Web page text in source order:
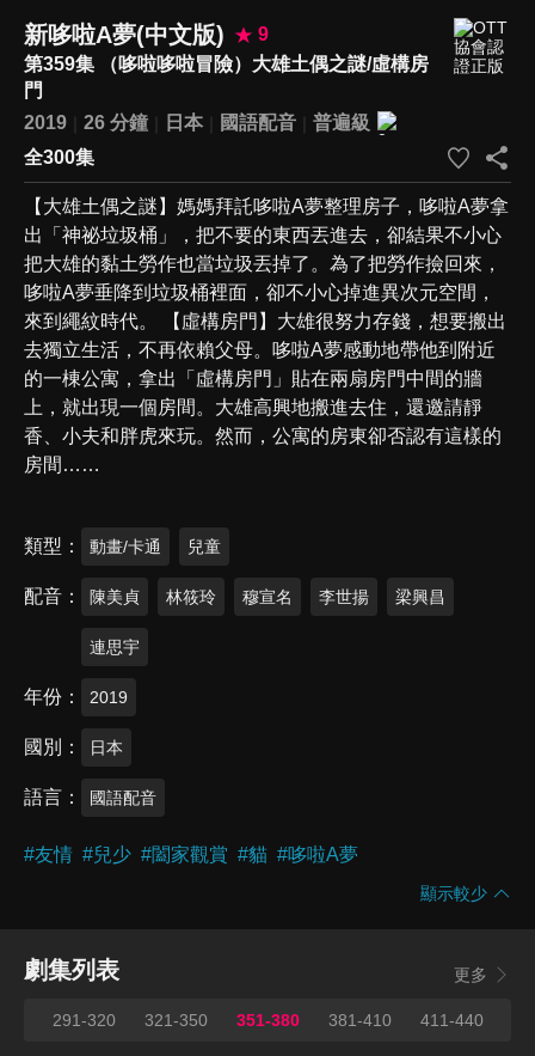
新哆啦A夢(中文版)
9
第359集 （哆啦哆啦冒險）大雄土偶之謎/虛構房
門
2019
26 分鐘 日本 國語配音
普遍級
全300集
【大雄土偶之謎】媽媽拜託哆啦A夢整理房子，哆啦A夢拿
出「神祕垃圾桶」，把不要的東西丟進去，卻結果不小心
把大雄的黏土勞作也當垃圾丟掉了。為了把勞作撿回來，
哆啦A夢垂降到垃圾桶裡面，卻不小心掉進異次元空間，
來到繩紋時代。 【虛構房門】大雄很努力存錢，想要搬出
去獨立生活，不再依賴父母。哆啦A夢感動地帶他到附近
的一棟公寓，拿出「虛構房門」貼在兩扇房門中間的牆
上，就出現一個房間。大雄高興地搬進去住，還邀請靜
香、小夫和胖虎來玩。然而，公寓的房東卻否認有這樣的
房間……
類型 動畫/卡通 兒童
配音 陳美貞 林筱玲 穆宣名 李世揚 梁興昌
連思宇
年份 2019
國別 日本
語言 國語配音
#友情 #兒少 #闔家觀賞 #貓 #哆啦A夢
顯示較少
劇集列表 更多
291-320 321-350 351-380 381-410 411-440